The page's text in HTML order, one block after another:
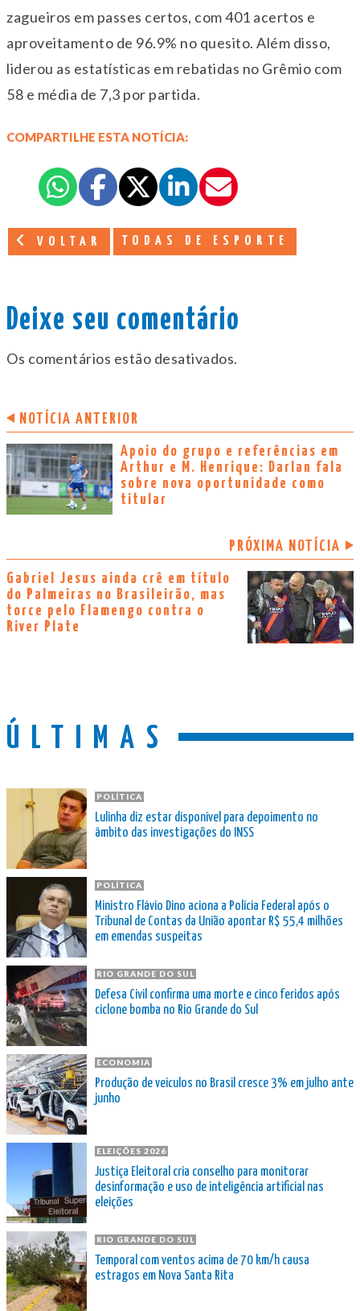
zagueiros em passes certos, com 401 acertos e
aproveitamento de 96.9% no quesito. Além disso,
liderou as estatísticas em rebatidas no Grêmio com
58 e média de 7,3 por partida.
COMPARTILHE ESTA NOTÍCIA:
VOLTAR TODAS DE ESPORTE
Deixe seu comentário
Os comentários estão desativados.
NOTÍCIA ANTERIOR
Apoio do grupo e referências em
Arthur e M. Henrique: Darlan fala
sobre nova oportunidade como
titular
PRÓXIMA NOTÍCIA
Gabriel Jesus ainda crê em título
do Palmeiras no Brasileirão, mas
torce pelo Flamengo contra o
River Plate
ÚLTIMAS
POLÍTICA
Lulinha diz estar disponível para depoimento no
âmbito das investigações do INSS
POLÍTICA
Ministro Flávio Dino aciona a Polícia Federal após o
Tribunal de Contas da União apontar R$ 55,4 milhões
em emendas suspeitas
RIO GRANDE DO SUL
Defesa Civil confirma uma morte e cinco feridos após
ciclone bomba no Rio Grande do Sul
ECONOMIA
Produção de veículos no Brasil cresce 3% em julho ante
junho
ELEIÇÕES 2026
Justiça Eleitoral cria conselho para monitorar
desinformação e uso de inteligência artificial nas
eleições
RIO GRANDE DO SUL
Temporal com ventos acima de 70 km/h causa
estragos em Nova Santa Rita